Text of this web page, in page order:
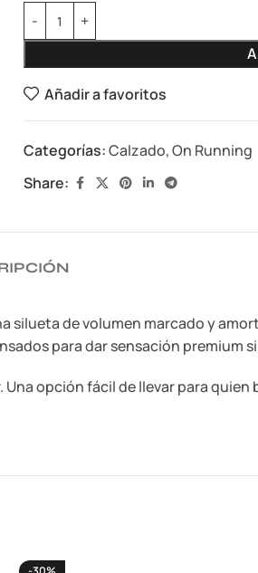
Añadir a favoritos
Categorías:Calzado,On Running
Share:
silueta de volumen marcado y
para dar sensación premium
opción fácil de llevar para